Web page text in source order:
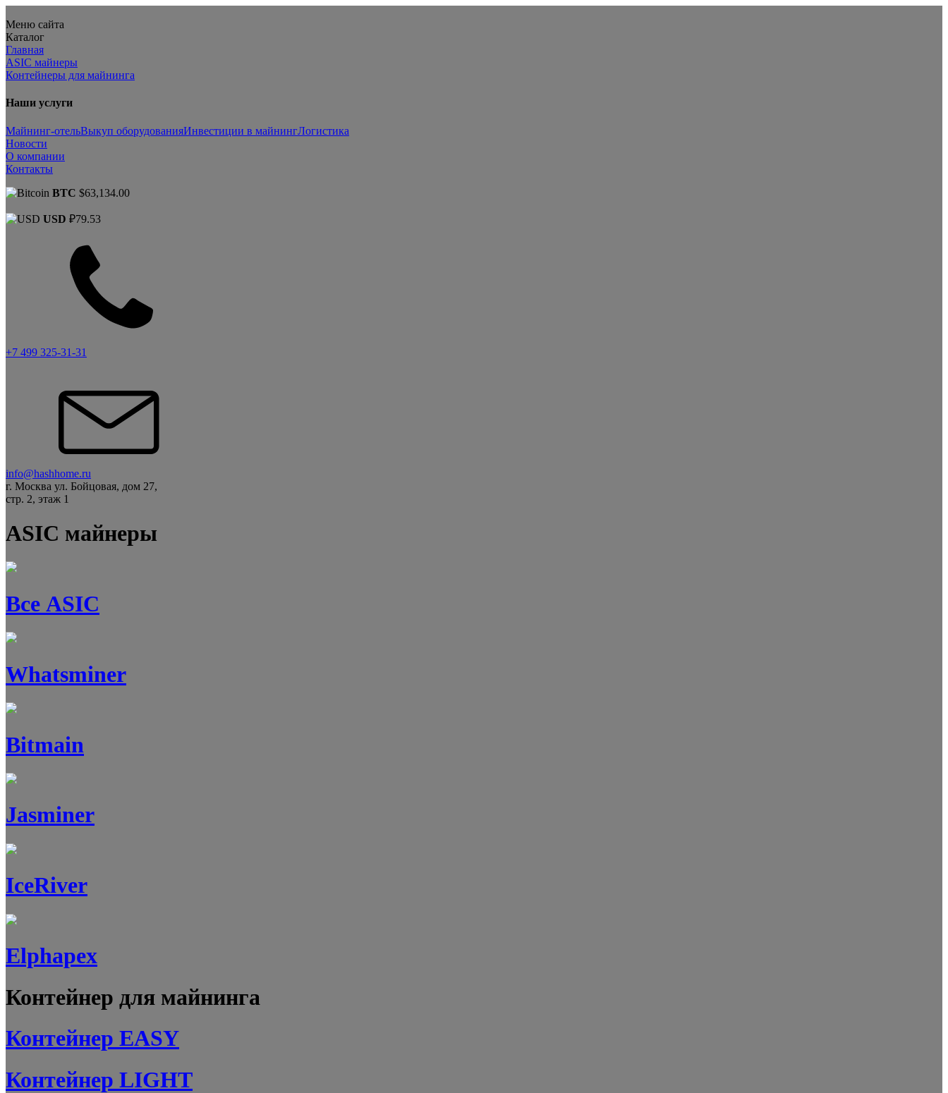
Меню сайта
Каталог
Главная
ASIC майнеры
Контейнеры для майнинга
Наши услуги
Майнинг-отельВыкуп оборудованияИнвестиции в майнингЛогистика
Новости
О компании
Контакты
BTC $63,134.00
USD ₽79.53
+7 499 325-31-31
info@hashhome.ru
г. Москва ул. Бойцовая, дом 27,
стр. 2, этаж 1
ASIC майнеры
Все ASIC
Whatsminer
Bitmain
Jasminer
IceRiver
Elphapex
Контейнер для майнинга
Контейнер EASY
Контейнер LIGHT